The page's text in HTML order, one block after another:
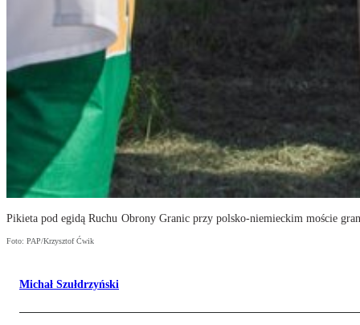
Pikieta pod egidą Ruchu Obrony Granic przy polsko-niemieckim moście
Foto: PAP/Krzysztof Ćwik
Michał Szułdrzyński